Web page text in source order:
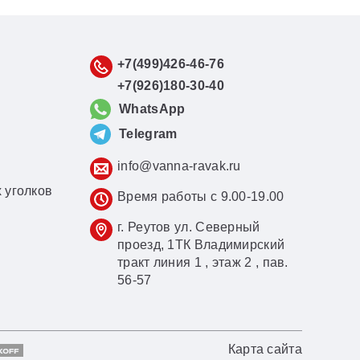
+7(499)426-46-76
+7(926)180-30-40
WhatsApp
Telegram
info@vanna-ravak.ru
Время работы с 9.00-19.00
г. Реутов ул. Северный
проезд, 1ТК Владимирский
тракт линия 1 , этаж 2 , пав.
56-57
Карта сайта